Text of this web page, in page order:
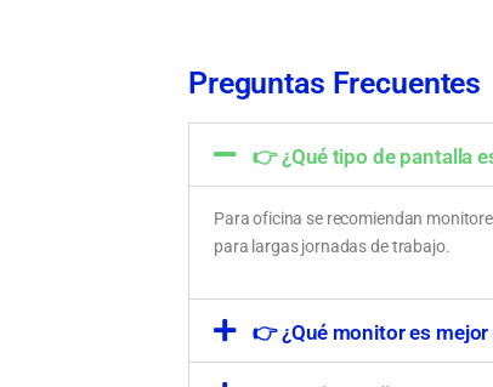
Preguntas Frecuentes
👉 ¿Qué tipo de pantalla
Para oficina se recomiendan
para largas jornadas de trabajo.
👉 ¿Qué monitor es